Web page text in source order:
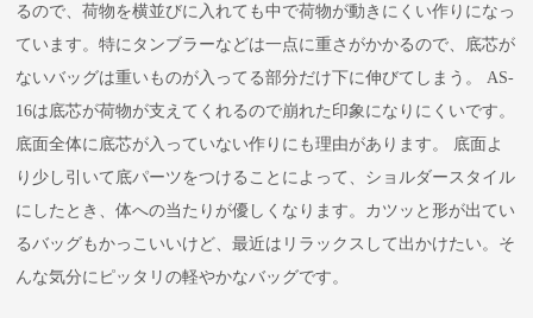
るので、荷物を横並びに入れても中で荷物が動きにくい作りになっ
ています。特にタンブラーなどは一点に重さがかかるので、底芯が
ないバッグは重いものが入ってる部分だけ下に伸びてしまう。 AS-
16は底芯が荷物が支えてくれるので崩れた印象になりにくいです。
底面全体に底芯が入っていない作りにも理由があります。 底面よ
り少し引いて底パーツをつけることによって、ショルダースタイル
にしたとき、体への当たりが優しくなります。カツッと形が出てい
るバッグもかっこいいけど、最近はリラックスして出かけたい。そ
んな気分にピッタリの軽やかなバッグです。